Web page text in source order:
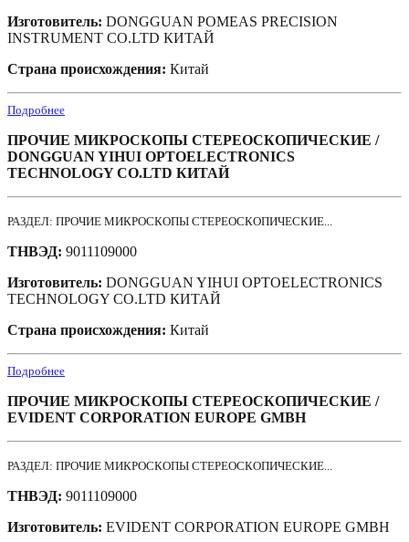
Изготовитель: DONGGUAN POMEAS PRECISION
INSTRUMENT CO.LTD КИТАЙ
Страна происхождения: Китай
Подробнее
ПРОЧИЕ МИКРОСКОПЫ СТЕРЕОСКОПИЧЕСКИЕ /
DONGGUAN YIHUI OPTOELECTRONICS
TECHNOLOGY CO.LTD КИТАЙ
РАЗДЕЛ: ПРОЧИЕ МИКРОСКОПЫ СТЕРЕОСКОПИЧЕСКИЕ...
ТНВЭД: 9011109000
Изготовитель: DONGGUAN YIHUI OPTOELECTRONICS
TECHNOLOGY CO.LTD КИТАЙ
Страна происхождения: Китай
Подробнее
ПРОЧИЕ МИКРОСКОПЫ СТЕРЕОСКОПИЧЕСКИЕ /
EVIDENT CORPORATION EUROPE GMBH
РАЗДЕЛ: ПРОЧИЕ МИКРОСКОПЫ СТЕРЕОСКОПИЧЕСКИЕ...
ТНВЭД: 9011109000
Изготовитель: EVIDENT CORPORATION EUROPE GMBH